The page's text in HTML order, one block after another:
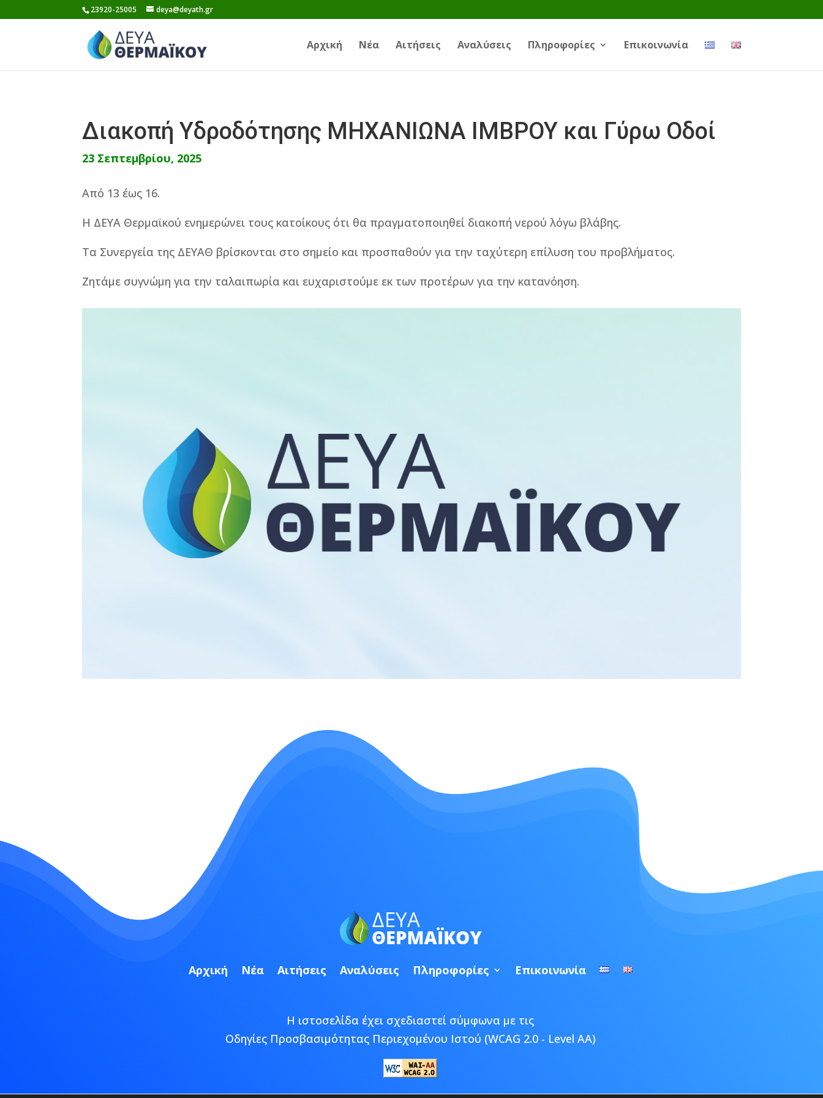
to
23920-25005 deya@deyath.gr
Αρχική Νέα Αιτήσεις Αναλύσεις Πληροφορίες Επικοινωνία
Διακοπή Υδροδότησης ΜΗΧΑΝΙΩΝΑ ΙΜΒΡΟΥ και Γύρω Οδοί
23 Σεπτεμβρίου, 2025
Από 13 έως 16.
Η ΔΕΥΑ Θερμαϊκού ενημερώνει τους κατοίκους ότι θα πραγματοποιηθεί διακοπή νερού λόγω βλάβης.
Τα Συνεργεία της ΔΕΥΑΘ βρίσκονται στο σημείο και προσπαθούν για την ταχύτερη επίλυση του προβλήματος.
Ζητάμε συγνώμη για την ταλαιπωρία και ευχαριστούμε εκ των προτέρων για την κατανόηση.
Αρχική Νέα Αιτήσεις Αναλύσεις Πληροφορίες Επικοινωνία
Η ιστοσελίδα έχει σχεδιαστεί σύμφωνα με τις
Οδηγίες Προσβασιμότητας Περιεχομένου Ιστού (WCAG 2.0 - Level AA)